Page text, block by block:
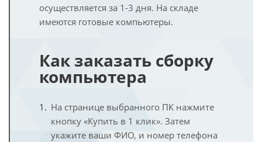
осуществляется за 1-3 дня. На складе
имеются готовые компьютеры.
Как заказать сборку
компьютера
На странице выбранного ПК нажмите
кнопку «Купить в 1 клик». Затем
укажите ваши ФИО, и номер телефона